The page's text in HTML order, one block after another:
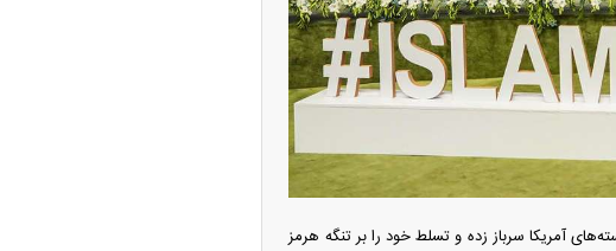
آمریکا سرباز زده و تسلط خود را بر تنگه هرمز
از منطقه آزاد تهران؛ مناظره
بازار خودرو را تحت تأثیر قرار داد